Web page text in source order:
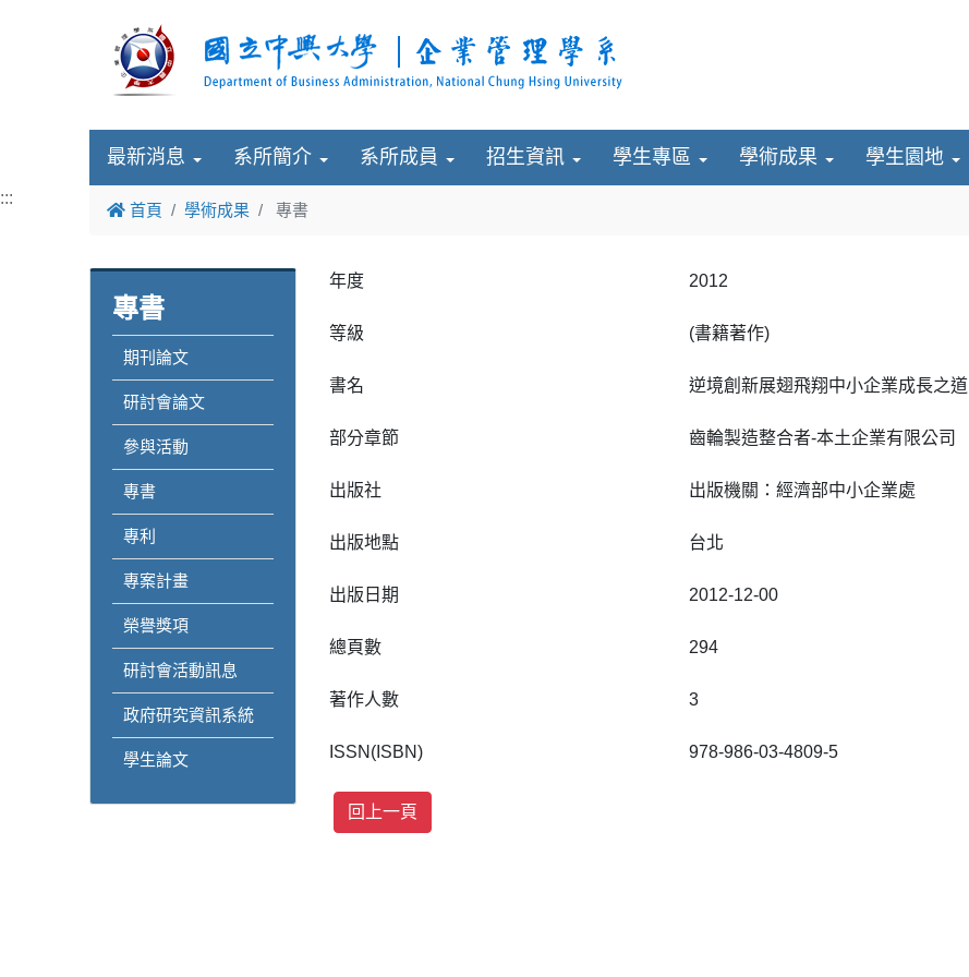
最新消息 系所簡介 系所成員 招生資訊 學生專區 學術成果 學生園地
:::
首頁 學術成果 專書
專書
期刊論文
研討會論文
參與活動
專書
專利
專案計畫
榮譽獎項
研討會活動訊息
政府研究資訊系統
學生論文
年度 2012
等級 (書籍著作)
書名 逆境創新展翅飛翔中小企業成長之道
部分章節 齒輪製造整合者-本土企業有限公司
出版社 出版機關：經濟部中小企業處
出版地點 台北
出版日期 2012-12-00
總頁數 294
著作人數 3
ISSN(ISBN) 978-986-03-4809-5